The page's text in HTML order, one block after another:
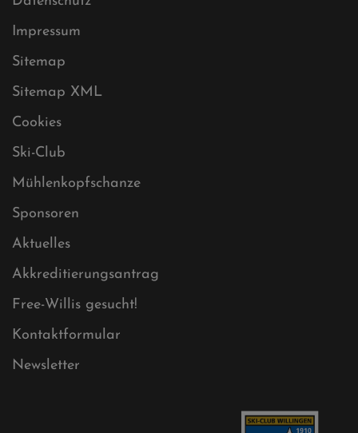
Datenschutz
Impressum
Sitemap
Sitemap XML
Cookies
Ski-Club
Mühlenkopfschanze
Sponsoren